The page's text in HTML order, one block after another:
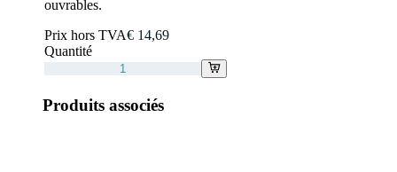
ouvrables.
Prix hors TVA€ 14,69
Quantité
Produits associés